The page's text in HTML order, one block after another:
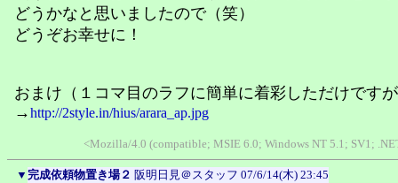
どうかなと思いましたので（笑）
どうぞお幸せに！
おまけ（１コマ目のラフに簡単に着彩しただけです
→http://2style.in/hius/arara_ap.jpg
<Mozilla/4.0 (compatible; MSIE 6.0; Windows NT 5.1; SV1;
▼ 完成依頼物置き場２ 阪明日見＠スタッフ 07/6/14(木) 23:45